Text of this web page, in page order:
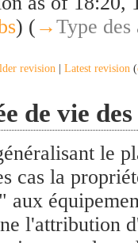
) ( →Type des
revision Latest revision (
de vie des
le
cas la
aux
l'attribution